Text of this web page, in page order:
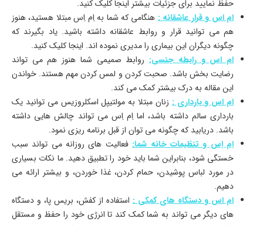
حفظ نمایید برای جزئیات بیشتر اینجا کلیک کنید.
ام اس و قرار عاشقانه :هنگامی که شما به اِم اِس مبتلا هستید، هنوز
هم می توانید قرار و روابط عاشقانه داشته باشید. یاد بگیرند که
چگونه دیگران این بیماری را مدیری نموده اند. اینجا کلیک کنید.
ام اس و رابطه جنسی:روابط صمیمی شما هنوز هم می تواند
رضایت بخش باشد. صحبت کردن و لمس کردن مهم هستند. خواندن
این مقاله به درک بیشتر کمک می کند.
ام اس و بارداری :زنان مبتلا به مولتیپل اسکلروزیس می توانید یک
بارداری سالم داشته باشد، اما اِم اِس می تواند چالش هایی داشته
باشد. دریابید که چگونه می توان از قبل برنامه ریزی نمود.
اِم اِس و تنظیمات خانه شما:فعالیت های روزانه می تواند سبب
خستگی شود، بنابراین شما باید خود را تطبیق دهید. ما نکات بسیاری
در مورد لباس پوشیدن، حمام کردن، غذا خوردن، و بیشتر ارائه می
دهیم.
ام اس و دستگاه های کمکی : استفاده از کفش، بریس پا، و دستگاه
های دیگر می تواند به شما کمک کند تا انرژی خود را حفظ و مستقل